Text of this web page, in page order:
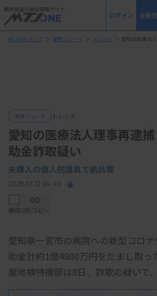
臨床検査の総合情報サイト
ログイン 会員
MTJONEトップ ＞ 業界ニュース ＞ トレンド ＞ 愛知の医療法
業界ニュース トレンド
愛知の医療法人理事再逮
助金詐取疑い
未購入の個人防護具で納品書
2026.01.12 04:40
保存URLコピー
愛知県一宮市の病院への新型コロ
助金計約1億4800万円をだまし取っ
屋地検特捜部は8日、詐欺の疑いで
る医療法人理事今村有希子・容疑